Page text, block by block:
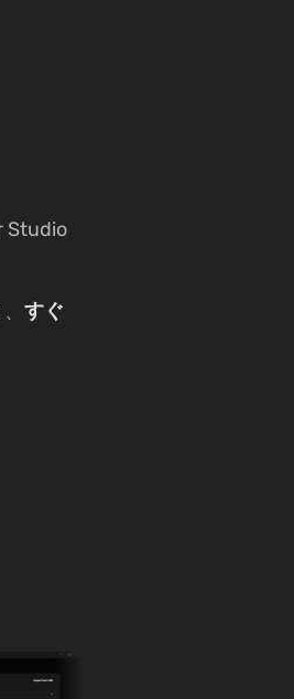
Studio
すぐ